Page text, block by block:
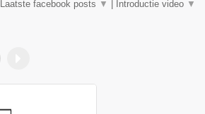
Laatste facebook posts ▼ | Introductie video ▼